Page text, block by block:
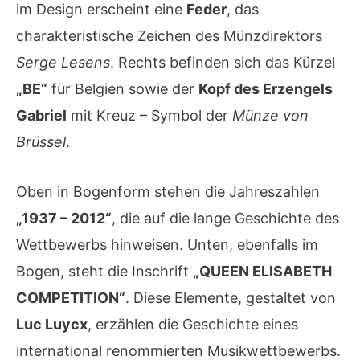
im Design erscheint eine Feder, das
charakteristische Zeichen des Münzdirektors
Serge Lesens. Rechts befinden sich das Kürzel
„BE“ für Belgien sowie der Kopf des Erzengels
Gabriel mit Kreuz – Symbol der Münze von
Brüssel.
Oben in Bogenform stehen die Jahreszahlen
„1937 – 2012“, die auf die lange Geschichte des
Wettbewerbs hinweisen. Unten, ebenfalls im
Bogen, steht die Inschrift „QUEEN ELISABETH
COMPETITION“. Diese Elemente, gestaltet von
Luc Luycx, erzählen die Geschichte eines
international renommierten Musikwettbewerbs.